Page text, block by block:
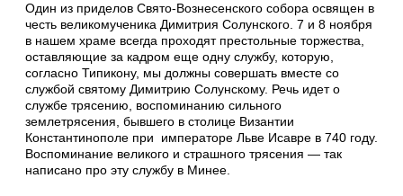
Один из приделов Cвято-Вознесенского собора освящен в
честь великомученика Димитрия Солунского. 7 и 8 ноября
в нашем храме всегда проходят престольные торжества,
оставляющие за кадром еще одну службу, которую,
согласно Типикону, мы должны совершать вместе со
службой святому Димитрию Солунскому. Речь идет о
службе трясению, воспоминанию сильного
землетрясения, бывшего в столице Византии
Константинополе при императоре Льве Исавре в 740 году.
Воспоминание великого и страшного трясения — так
написано про эту службу в Минее.